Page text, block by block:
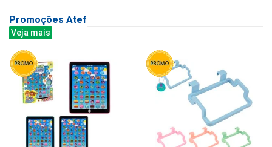
Promoções Atef
Veja mais